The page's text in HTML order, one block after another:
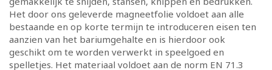
Het door ons geleverde magneetfolie voldoet aan alle
bestaande en op korte termijn te introduceren eisen ten
aanzien van het bariumgehalte en is hierdoor ook
geschikt om te worden verwerkt in speelgoed en
spelletjes. Het materiaal voldoet aan de norm EN 71.3